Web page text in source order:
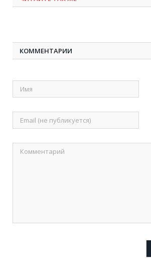
КОММЕНТАРИИ